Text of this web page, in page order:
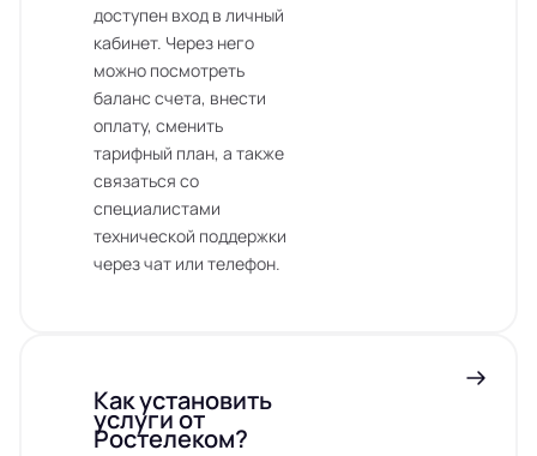
доступен вход в личный
кабинет. Через него
можно посмотреть
баланс счета, внести
оплату, сменить
тарифный план, а также
связаться со
специалистами
технической поддержки
через чат или телефон.
Как установить
услуги от
Ростелеком?